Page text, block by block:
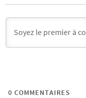
0 COMMENTAIRES